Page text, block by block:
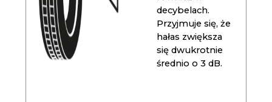
decybelach.
Przyjmuje się, że
hałas zwiększa
się dwukrotnie
średnio o 3 dB.